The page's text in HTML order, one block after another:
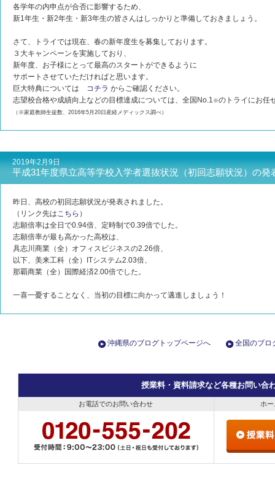
各学年の内申点が合否に影響するため、
新1年生・新2年生・新3年生の皆さんはしっかりと準備しておきましょう。
さて、トライでは現在、春の新年度生を募集しております。
３大キャンペーンを実施しており、
新年度、お子様にとって最高のスタートができるように
サポートさせていただければと思います。
巨大特典については コチラ からご確認ください。
志望校合格や成績向上などの目標達成については、全国No.1 ※のトライにお任
（※家庭教師生徒数、2016年5月20日産経メディックス調べ）
2019年2月9日
平成31年度県立高等学校入学者選抜状況（初回志願状況）の発
昨日、高校の初回志願状況が発表されました。
（リンク先はこちら ）
志願倍率は全日で0.94倍、定時制で0.39倍でした。
志願倍率が最も高かった高校は、
具志川商業（全）オフィスビジネスの2.26倍、
以下、美来工科（全）ITシステム2.03倍、
那覇商業（全）国際経済2.00倍でした。
一喜一憂することなく、当初の目標に向かって邁進しましょう！
沖縄県のブログトップページへ 全国のブロ
授業料・資料請求など各種お問い合
お電話でのお問い合わせ ホ